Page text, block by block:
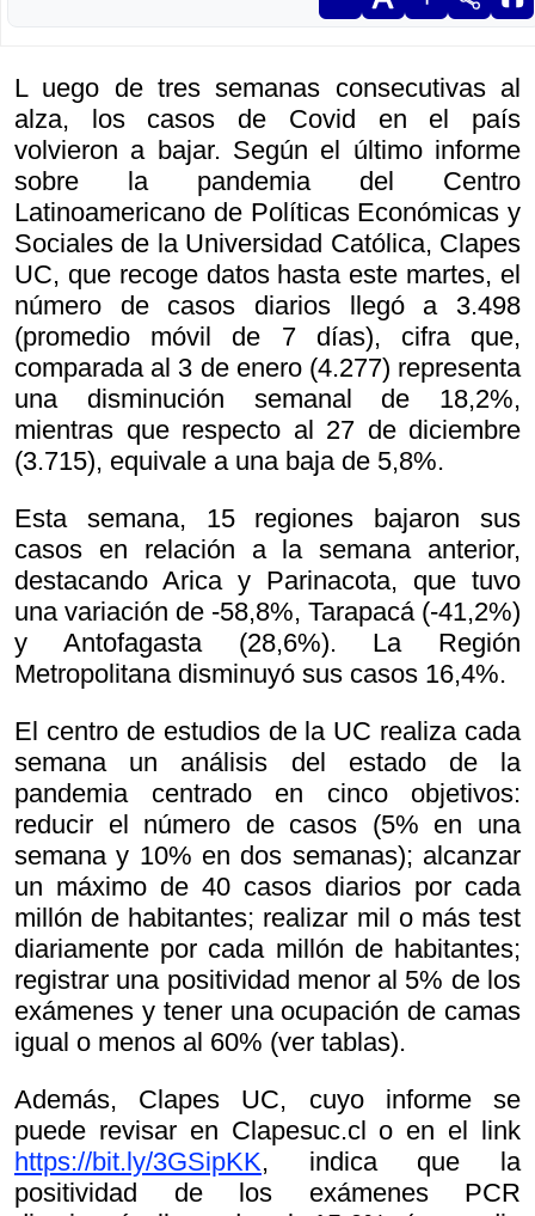
L uego de tres semanas consecutivas al
alza, los casos de Covid en el país
volvieron a bajar. Según el último informe
sobre la pandemia del Centro
Latinoamericano de Políticas Económicas y
Sociales de la Universidad Católica, Clapes
UC, que recoge datos hasta este martes, el
número de casos diarios llegó a 3.498
(promedio móvil de 7 días), cifra que,
comparada al 3 de enero (4.277) representa
una disminución semanal de 18,2%,
mientras que respecto al 27 de diciembre
(3.715), equivale a una baja de 5,8%.
Esta semana, 15 regiones bajaron sus
casos en relación a la semana anterior,
destacando Arica y Parinacota, que tuvo
una variación de -58,8%, Tarapacá (-41,2%)
y Antofagasta (28,6%). La Región
Metropolitana disminuyó sus casos 16,4%.
El centro de estudios de la UC realiza cada
semana un análisis del estado de la
pandemia centrado en cinco objetivos:
reducir el número de casos (5% en una
semana y 10% en dos semanas); alcanzar
un máximo de 40 casos diarios por cada
millón de habitantes; realizar mil o más test
diariamente por cada millón de habitantes;
registrar una positividad menor al 5% de los
exámenes y tener una ocupación de camas
igual o menos al 60% (ver tablas).
Además, Clapes UC, cuyo informe se
puede revisar en Clapesuc.cl o en el link
https://bit.ly/3GSipKK, indica que la
positividad de los exámenes PCR